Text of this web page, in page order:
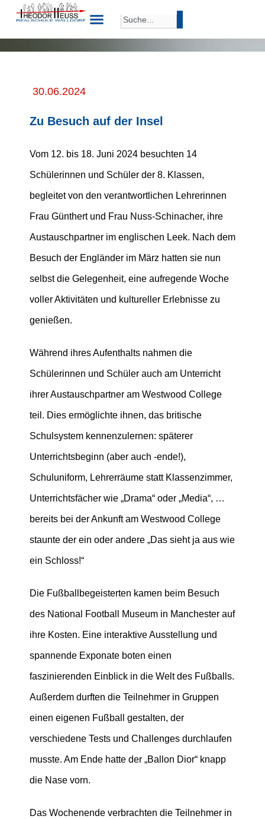
30.06.2024
Zu Besuch auf der Insel
Vom 12. bis 18. Juni 2024 besuchten 14
Schülerinnen und Schüler der 8. Klassen,
begleitet von den verantwortlichen Lehrerinnen
Frau Günthert und Frau Nuss-Schinacher, ihre
Austauschpartner im englischen Leek. Nach dem
Besuch der Engländer im März hatten sie nun
selbst die Gelegenheit, eine aufregende Woche
voller Aktivitäten und kultureller Erlebnisse zu
genießen.
Während ihres Aufenthalts nahmen die
Schülerinnen und Schüler auch am Unterricht
ihrer Austauschpartner am Westwood College
teil. Dies ermöglichte ihnen, das britische
Schulsystem kennenzulernen: späterer
Unterrichtsbeginn (aber auch -ende!),
Schuluniform, Lehrerräume statt Klassenzimmer,
Unterrichtsfächer wie „Drama“ oder „Media“, …
bereits bei der Ankunft am Westwood College
staunte der ein oder andere „Das sieht ja aus wie
ein Schloss!“
Die Fußballbegeisterten kamen beim Besuch
des National Football Museum in Manchester auf
ihre Kosten. Eine interaktive Ausstellung und
spannende Exponate boten einen
faszinierenden Einblick in die Welt des Fußballs.
Außerdem durften die Teilnehmer in Gruppen
einen eigenen Fußball gestalten, der
verschiedene Tests und Challenges durchlaufen
musste. Am Ende hatte der „Ballon Dior“ knapp
die Nase vorn.
Das Wochenende verbrachten die Teilnehmer in